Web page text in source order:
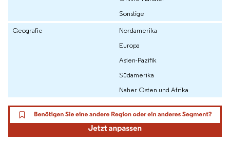
Sonstige
Geografie
Nordamerika
Europa
Asien-Pazifik
Südamerika
Naher Osten und Afrika